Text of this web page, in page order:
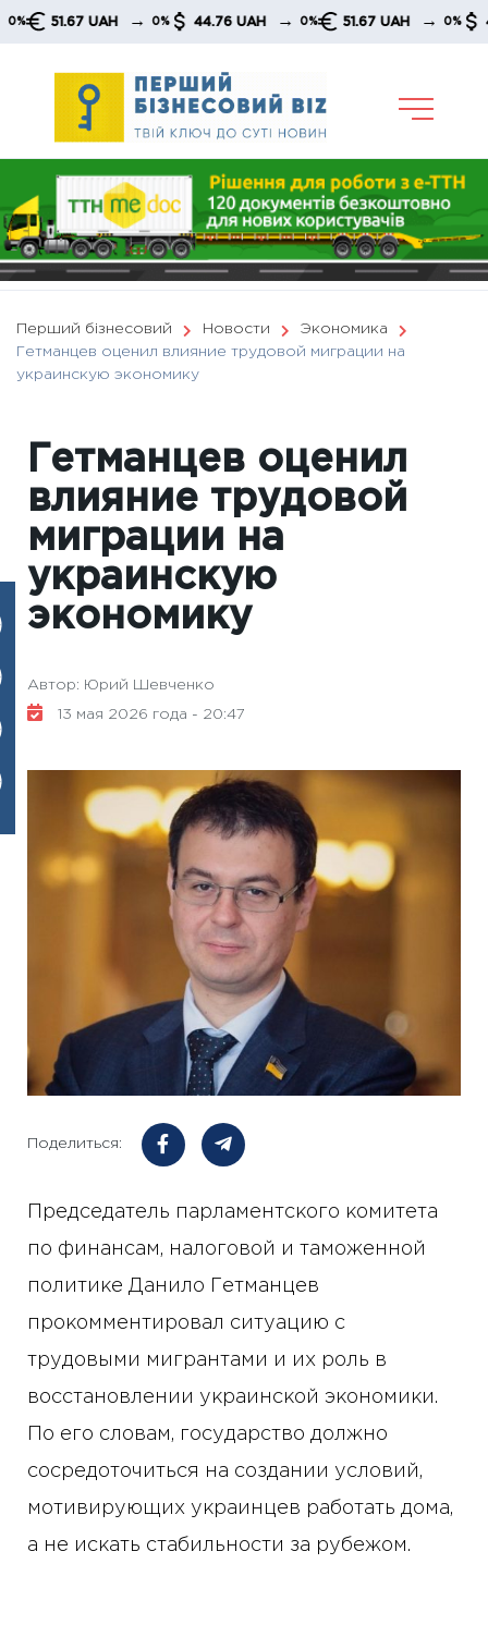
Skip
51.67 UAH → 0% 44.76 UAH → 0% 51.67 UAH → 0% 44.76
Перший бізнесовий Новости
Экономика
Гетманцев оценил влияние трудовой миграции на
украинскую экономику
Гетманцев оценил
влияние трудовой
миграции на
украинскую
экономику
Автор: Юрий Шевченко
13 мая 2026 года - 20:47
Поделиться:
Председатель парламентского комитета
по финансам, налоговой и таможенной
политике Данило Гетманцев
прокомментировал ситуацию с
трудовыми мигрантами и их роль в
восстановлении украинской экономики.
По его словам, государство должно
сосредоточиться на создании условий,
мотивирующих украинцев работать дома,
а не искать стабильности за рубежом.